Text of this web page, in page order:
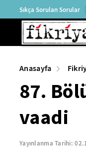
Sıkça Sorulan Sorular
Anasayfa
87.
vaadi
Yayınlanma Tarihi: